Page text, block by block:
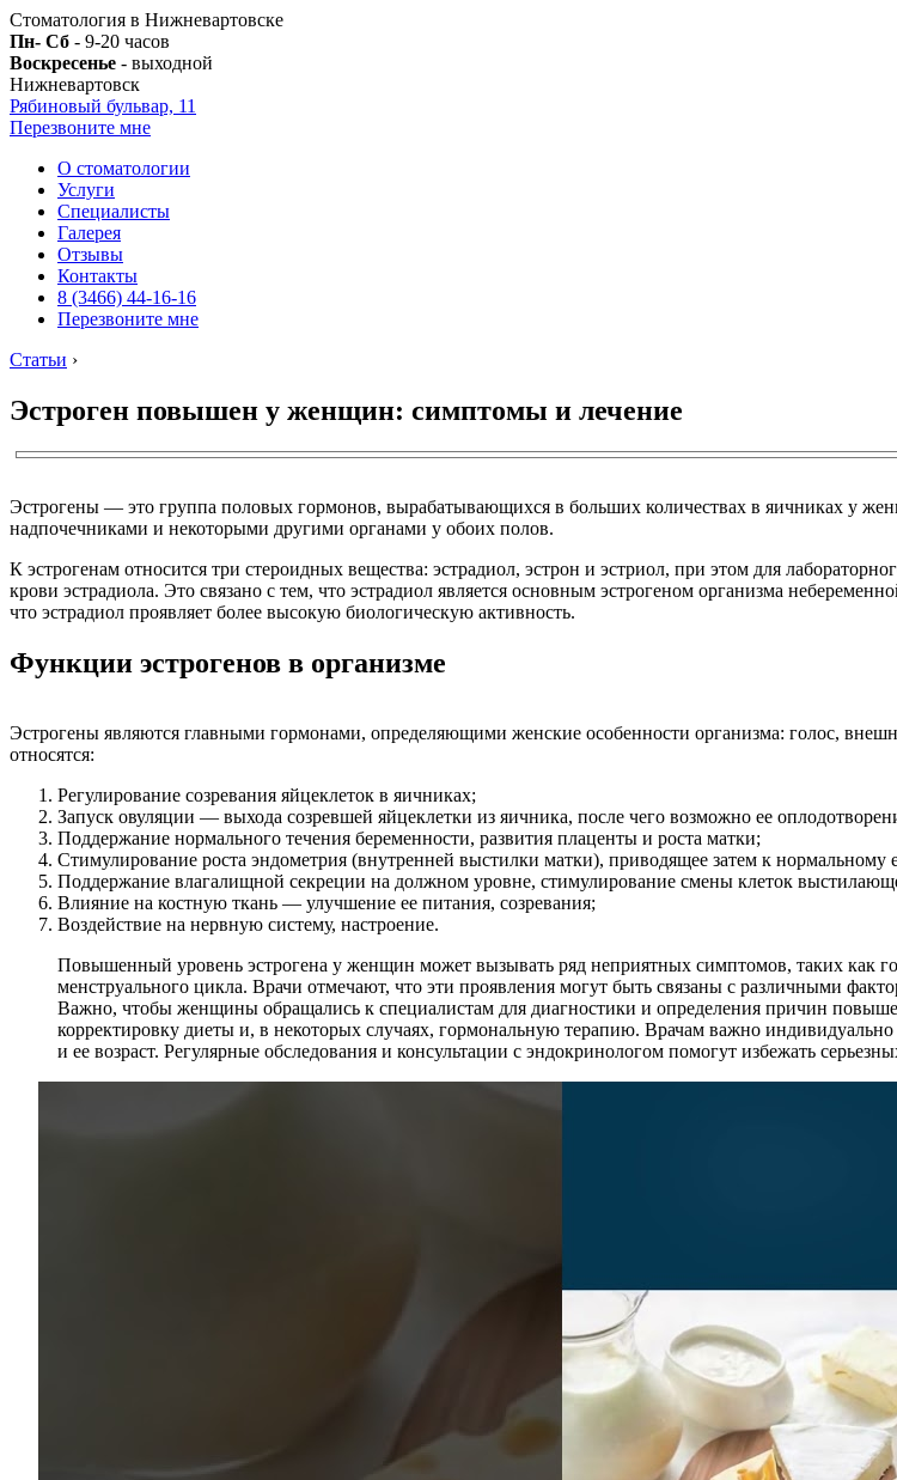
Стоматология в Нижневартовске
Пн- Сб - 9-20 часов
Воскресенье - выходной
Нижневартовск
Рябиновый бульвар, 11
Перезвоните мне
О стоматологии
Услуги
Специалисты
Галерея
Отзывы
Контакты
8 (3466) 44-16-16
Перезвоните мне
Статьи ›
Эстроген повышен у женщин: симптомы и лечение
Эстрогены — это группа половых гормонов, вырабатывающихся в больших количествах в яичниках у
надпочечниками и некоторыми другими органами у обоих полов.
К эстрогенам относится три стероидных вещества: эстрадиол, эстрон и эстриол, при этом для
крови эстрадиола. Это связано с тем, что эстрадиол является основным эстрогеном организма
что эстрадиол проявляет более высокую биологическую активность.
Функции эстрогенов в организме
Эстрогены являются главными гормонами, определяющими женские особенности организма: голос,
относятся:
Регулирование созревания яйцеклеток в яичниках;
Запуск овуляции — выхода созревшей яйцеклетки из яичника, после чего возможно ее
Поддержание нормального течения беременности, развития плаценты и роста матки;
Стимулирование роста эндометрия (внутренней выстилки матки), приводящее затем к
Поддержание влагалищной секреции на должном уровне, стимулирование смены клеток
Влияние на костную ткань — улучшение ее питания, созревания;
Воздействие на нервную систему, настроение.
Повышенный уровень эстрогена у женщин может вызывать ряд неприятных симптомов, таких как
менструального цикла. Врачи отмечают, что эти проявления могут быть связаны с различными
Важно, чтобы женщины обращались к специалистам для диагностики и определения причин
корректировку диеты и, в некоторых случаях, гормональную терапию. Врачам важно
и ее возраст. Регулярные обследования и консультации с эндокринологом помогут избежать